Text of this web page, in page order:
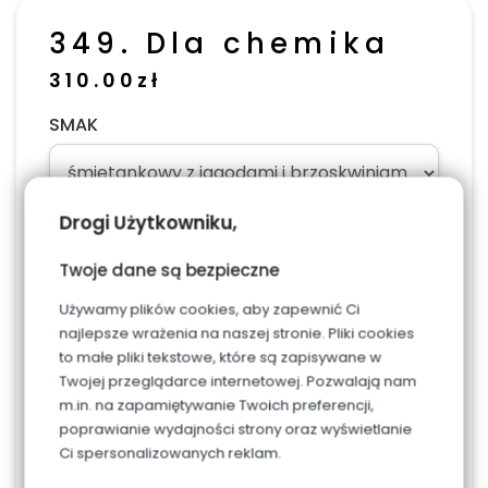
Drogi Użytkowniku,
Twoje dane są bezpieczne
Używamy plików cookies, aby zapewnić Ci
najlepsze wrażenia na naszej stronie. Pliki cookies
to małe pliki tekstowe, które są zapisywane w
Twojej przeglądarce internetowej. Pozwalają nam
m.in. na zapamiętywanie Twoich preferencji,
poprawianie wydajności strony oraz wyświetlanie
Ci spersonalizowanych reklam.
349. Dla chemika
310.00 zł
SMAK
Napis, dodaj w uwagach w podsumowaniu
zamówienia